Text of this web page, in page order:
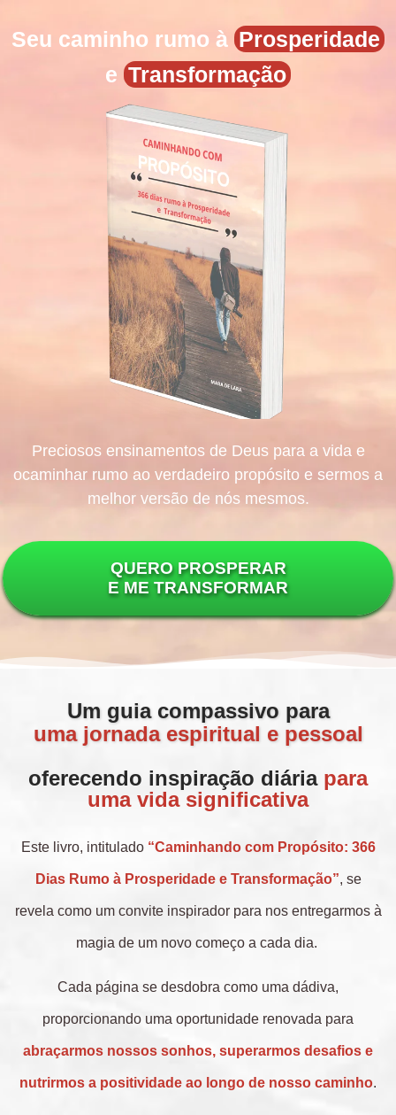
Preciosos ensinamentos de Deus para a vida e
ocaminhar rumo ao verdadeiro propósito e sermos a
melhor versão de nós mesmos.
QUERO PROSPERAR
E ME TRANSFORMAR
Seu caminho rumo à Prosperidade
e Transformação
Um guia compassivo para
uma jornada espiritual e pessoal
oferecendo inspiração diária para
uma vida significativa
Este livro, intitulado “Caminhando com Propósito: 366
Dias Rumo à Prosperidade e Transformação”, se
revela como um convite inspirador para nos entregarmos à
magia de um novo começo a cada dia.
Cada página se desdobra como uma dádiva,
proporcionando uma oportunidade renovada para
abraçarmos nossos sonhos, superarmos desafios e
nutrirmos a positividade ao longo de nosso caminho.